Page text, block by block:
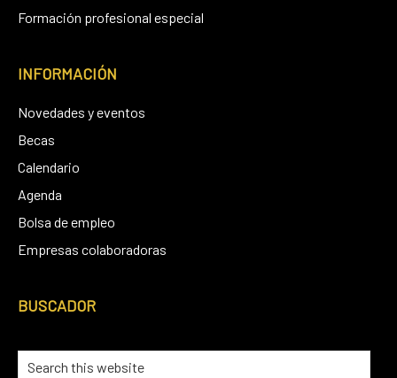
Formación profesional especial
INFORMACIÓN
Novedades y eventos
Becas
Calendario
Agenda
Bolsa de empleo
Empresas colaboradoras
BUSCADOR